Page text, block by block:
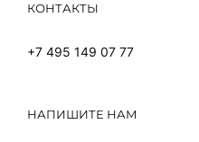
КОНТАКТЫ
+7 495 149 07 77
НАПИШИТЕ НАМ